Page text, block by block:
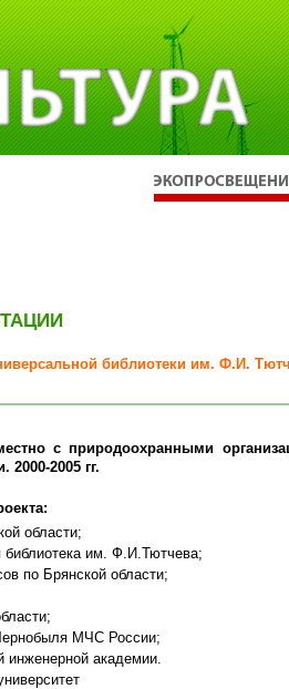
библиотеки им. Ф.И.
с природоохранными
2005 гг.
области;
библиотека им. Ф.И.Тютчева;
по Брянской области;
МЧС России;
инженерной академии.